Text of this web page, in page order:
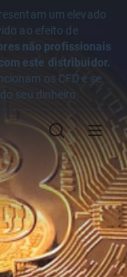
um elevado
ao efeito de
não profissionais
este distribuidor.
os CFD e se
seu dinheiro.